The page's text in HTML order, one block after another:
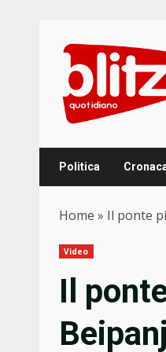
content
Politica
Home » Il ponte
Video
Il